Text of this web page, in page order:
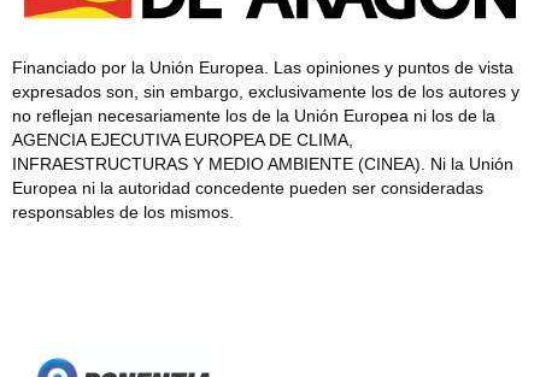
Financiado por la Unión Europea. Las opiniones y puntos de vista
expresados son, sin embargo, exclusivamente los de los autores y
no reflejan necesariamente los de la Unión Europea ni los de la
AGENCIA EJECUTIVA EUROPEA DE CLIMA,
INFRAESTRUCTURAS Y MEDIO AMBIENTE (CINEA). Ni la Unión
Europea ni la autoridad concedente pueden ser consideradas
responsables de los mismos.